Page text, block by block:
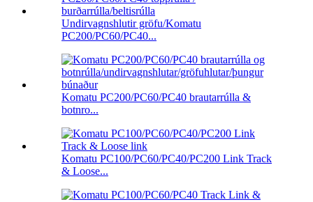
Undirvagnshlutir gröfu/Komatu
PC200/PC60/PC40...
Komatu PC200/PC60/PC40 brautarrúlla &
botnro...
Komatu PC100/PC60/PC40/PC200 Link Track
& Loose...